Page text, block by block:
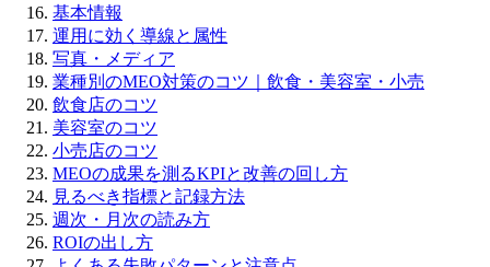
基本情報
運用に効く導線と属性
写真・メディア
業種別のMEO対策のコツ｜飲食・美容室・小売
飲食店のコツ
美容室のコツ
小売店のコツ
MEOの成果を測るKPIと改善の回し方
見るべき指標と記録方法
週次・月次の読み方
ROIの出し方